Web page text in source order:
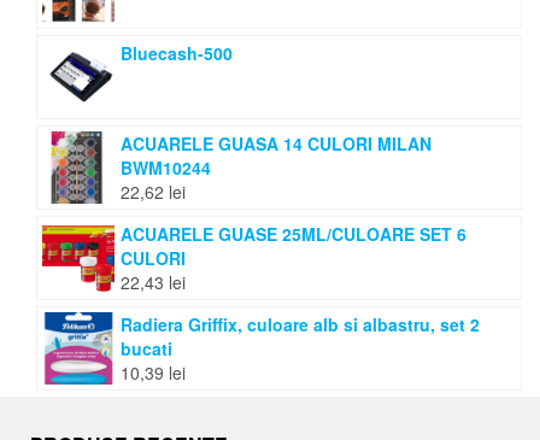
Bluecash-500
ACUARELE GUASA 14 CULORI MILAN
BWM10244
22,62 lei
ACUARELE GUASE 25ML/CULOARE SET 6
CULORI
22,43 lei
Radiera Griffix, culoare alb si albastru, set 2
bucati
10,39 lei